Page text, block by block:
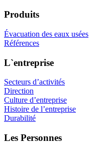
Produits
Évacuation des eaux usées
Références
L`entreprise
Secteurs d’activités
Direction
Culture d’entreprise
Histoire de l’entreprise
Durabilité
Les Personnes